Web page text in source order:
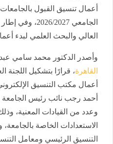
أعمال تنسيق القبول
الجامعي 2026/
العالي والبحث العلمي لبدء
وأصدر الدكتور محمد سامي
القاهرة، قرارًا بتشكيل اللجنة
أعمال مكتب التنسيق
أحمد رجب نائب رئيس الجامعة
وعدد من القيادات المعنية،
الاستعدادات الخاصة
التنسيق الرئيسي ومعامل